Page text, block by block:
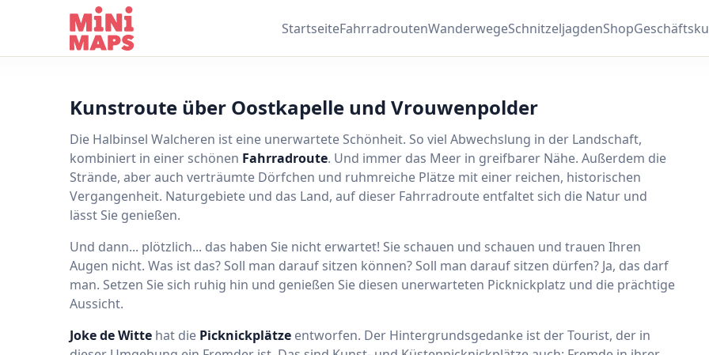
Zum Inhalt springen
StartseiteFahrradroutenWanderwegeSchnitzeljagdenShop
Kunstroute über Oostkapelle und Vrouwenpolder
Die Halbinsel Walcheren ist eine unerwartete Schönheit. So viel Abwechslung in der Landschaft,
kombiniert in einer schönen Fahrradroute. Und immer das Meer in greifbarer Nähe. Außerdem die
Strände, aber auch verträumte Dörfchen und ruhmreiche Plätze mit einer reichen, historischen
Vergangenheit. Naturgebiete und das Land, auf dieser Fahrradroute entfaltet sich die Natur und
lässt Sie genießen.
Und dann... plötzlich... das haben Sie nicht erwartet! Sie schauen und schauen und trauen Ihren
Augen nicht. Was ist das? Soll man darauf sitzen können? Soll man darauf sitzen dürfen? Ja, das darf
man. Setzen Sie sich ruhig hin und genießen Sie diesen unerwarteten Picknickplatz und die prächtige
Aussicht.
Joke de Witte hat die Picknickplätze entworfen. Der Hintergrundsgedanke ist der Tourist, der in